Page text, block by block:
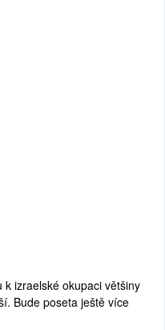
izraelské okupaci většiny
Bude poseta ještě více